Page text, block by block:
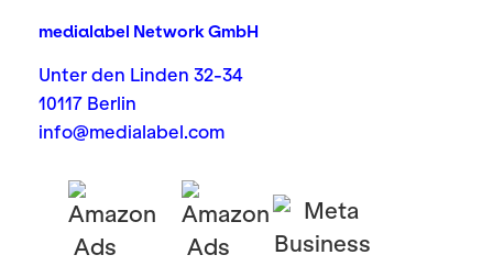
medialabel Network GmbH
Unter den Linden 32-34
10117 Berlin
info@medialabel.com